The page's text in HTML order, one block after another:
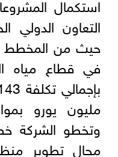
التعاون الدولي
في قطاع مياه
وتخطو الشركة
مجال تطوير